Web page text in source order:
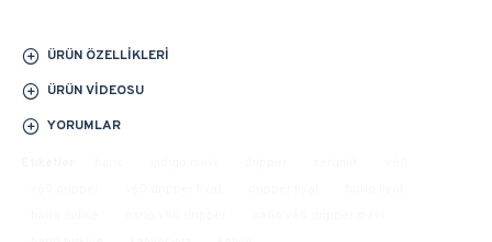
ÜRÜN ÖZELLIKLERI
ÜRÜN VIDEOSU
YORUMLAR